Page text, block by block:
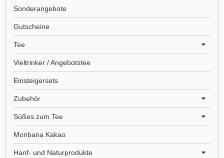
Sonderangebote
Gutscheine
Tee
Vieltrinker / Angebotstee
Einsteigersets
Zubehör
Süßes zum Tee
Monbana Kakao
Hanf- und Naturprodukte